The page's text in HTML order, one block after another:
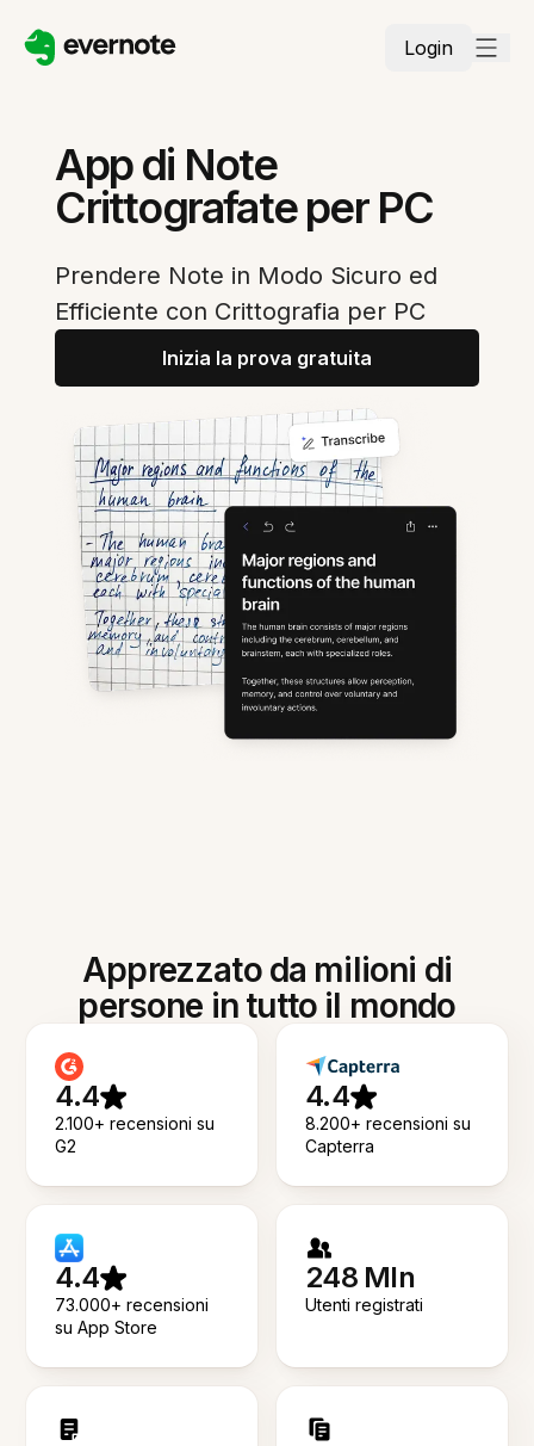
Login
App di Note
Crittografate per PC
Prendere Note in Modo Sicuro ed
Efficiente con Crittografia per PC
Inizia la prova gratuita
Apprezzato da milioni di
persone in tutto il mondo
4.4
2.100+ recensioni su
G2
4.4
8.200+ recensioni su
Capterra
4.4
73.000+ recensioni
su App Store
248 Mln
Utenti registrati